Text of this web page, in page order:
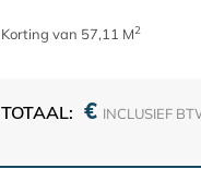
Korting van 57,11 M2
TOTAAL: € INCLUSIEF